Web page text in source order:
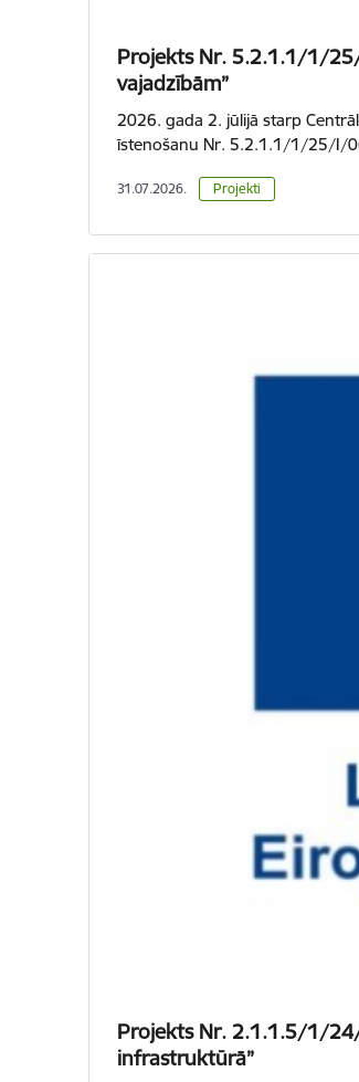
Projekts Nr. 5.2.1.1/1/
vajadzībām”
2026. gada 2. jūlijā starp
īstenošanu Nr. 5.2.1.1/1/25/I/
31.07.2026. Projekti
Projekts Nr. 2.1.1.5/1/
infrastruktūrā”